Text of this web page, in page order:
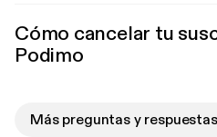
Cómo cancelar tu
Podimo
Más preguntas y respuestas